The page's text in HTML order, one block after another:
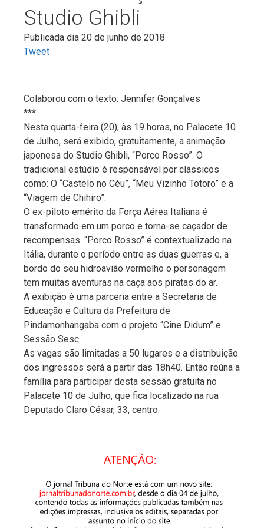
Studio Ghibli
Publicada dia 20 de junho de 2018
Tweet
Colaborou com o texto: Jennifer Gonçalves
***
Nesta quarta-feira (20), às 19 horas, no Palacete 10
de Julho, será exibido, gratuitamente, a animação
japonesa do Studio Ghibli, “Porco Rosso”. O
tradicional estúdio é responsável por clássicos
como: O “Castelo no Céu”, “Meu Vizinho Totoro” e a
“Viagem de Chihiro”.
O ex-piloto emérito da Força Aérea Italiana é
transformado em um porco e torna-se caçador de
recompensas. “Porco Rosso” é contextualizado na
Itália, durante o período entre as duas guerras e, a
bordo do seu hidroavião vermelho o personagem
tem muitas aventuras na caça aos piratas do ar.
A exibição é uma parceria entre a Secretaria de
Educação e Cultura da Prefeitura de
Pindamonhangaba com o projeto “Cine Didum” e
Sessão Sesc.
As vagas são limitadas a 50 lugares e a distribuição
dos ingressos será a partir das 18h40. Então reúna a
família para participar desta sessão gratuita no
Palacete 10 de Julho, que fica localizado na rua
Deputado Claro César, 33, centro.